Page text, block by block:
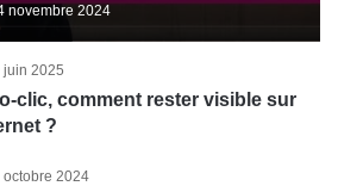
novembre 2024
juin 2025
clic, comment rester visible sur
?
octobre 2024